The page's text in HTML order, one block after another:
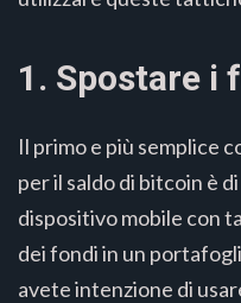
1. Spostare i
Il primo e più semplice
per il saldo di bitcoin è
dispositivo mobile con
dei fondi in un
avete intenzione di